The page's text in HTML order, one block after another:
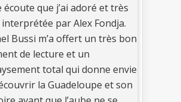
écoute que j’ai adoré et très
par Alex Fondja.
Bussi m’a offert un très bon
de lecture et un
total qui donne envie
la Guadeloupe et son